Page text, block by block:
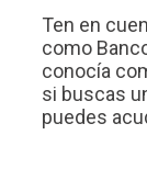
Ten en
como
conocía
si buscas
puedes